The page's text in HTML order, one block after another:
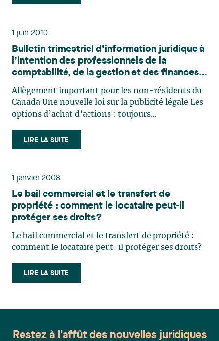
sur plusieurs points, notamment en ce que (…)
1 juin 2010
Bulletin trimestriel d’information juridique à
l’intention des professionnels de la
comptabilité, de la gestion et des finances,
Numéro 8
Allègement important pour les non-résidents du
Canada Une nouvelle loi sur la publicité légale Les
options d’achat d’actions : toujours
et des changements récents aux PCGR :
répercussions sur les conventions de crédit
LIRE LA SUITE
1 janvier 2008
Le bail commercial et le transfert de
propriété : comment le locataire peut-il
protéger ses droits?
Le bail commercial et le transfert de propriété :
comment le locataire peut-il protéger ses droits?
LIRE LA SUITE
Restez à l'affût des nouvelles juridiques